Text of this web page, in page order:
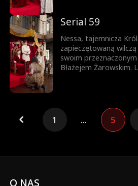
Dopiero gdy życie ich
pojawia się szansa, by
prawdę – lecz czy nie
Serial 59
Nessa, tajemnicza
zapieczętowaną
swoim
Błażejem Żarowskim.
pojawia się szansa, by
prawdę – lecz czy nie
1 ... 5
O NAS